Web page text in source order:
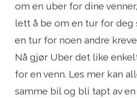
om en uber for dine
lett å be om en tur for deg
en tur for noen andre
Nå gjør Uber det like
for en venn. Les mer kan
samme bil og bli tapt av en